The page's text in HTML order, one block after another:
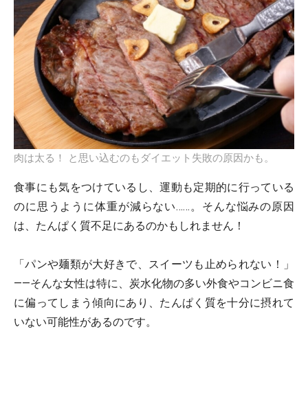
肉は太る！ と思い込むのもダイエット失敗の原因かも。
食事にも気をつけているし、運動も定期的に行っている
のに思うように体重が減らない……。そんな悩みの原因
は、たんぱく質不足にあるのかもしれません！
「パンや麺類が大好きで、スイーツも止められない！」
——そんな女性は特に、炭水化物の多い外食やコンビニ食
に偏ってしまう傾向にあり、たんぱく質を十分に摂れて
いない可能性があるのです。